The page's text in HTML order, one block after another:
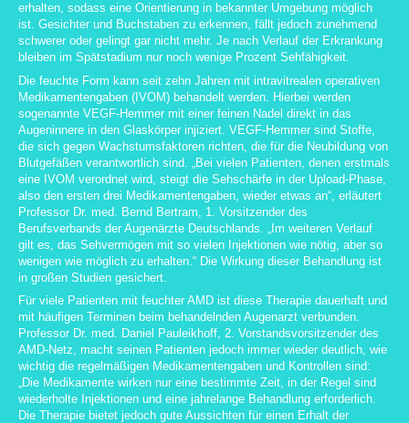
erhalten, sodass eine Orientierung in bekannter Umgebung möglich
ist. Gesichter und Buchstaben zu erkennen, fällt jedoch zunehmend
schwerer oder gelingt gar nicht mehr. Je nach Verlauf der Erkrankung
bleiben im Spätstadium nur noch wenige Prozent Sehfähigkeit.
Die feuchte Form kann seit zehn Jahren mit intravitrealen operativen
Medikamentengaben (IVOM) behandelt werden. Hierbei werden
sogenannte VEGF-Hemmer mit einer feinen Nadel direkt in das
Augeninnere in den Glaskörper injiziert. VEGF-Hemmer sind Stoffe,
die sich gegen Wachstumsfaktoren richten, die für die Neubildung von
Blutgefäßen verantwortlich sind. „Bei vielen Patienten, denen erstmals
eine IVOM verordnet wird, steigt die Sehschärfe in der Upload-Phase,
also den ersten drei Medikamentengaben, wieder etwas an“, erläutert
Professor Dr. med. Bernd Bertram, 1. Vorsitzender des
Berufsverbands der Augenärzte Deutschlands. „Im weiteren Verlauf
gilt es, das Sehvermögen mit so vielen Injektionen wie nötig, aber so
wenigen wie möglich zu erhalten.“ Die Wirkung dieser Behandlung ist
in großen Studien gesichert.
Für viele Patienten mit feuchter AMD ist diese Therapie dauerhaft und
mit häufigen Terminen beim behandelnden Augenarzt verbunden.
Professor Dr. med. Daniel Pauleikhoff, 2. Vorstandsvorsitzender des
AMD-Netz, macht seinen Patienten jedoch immer wieder deutlich, wie
wichtig die regelmäßigen Medikamentengaben und Kontrollen sind:
„Die Medikamente wirken nur eine bestimmte Zeit, in der Regel sind
wiederholte Injektionen und eine jahrelange Behandlung erforderlich.
Die Therapie bietet jedoch gute Aussichten für einen Erhalt der